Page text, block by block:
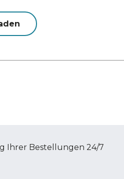
Ihrer Bestellungen 24/7